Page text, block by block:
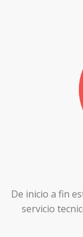
De inicio a fin
servicio